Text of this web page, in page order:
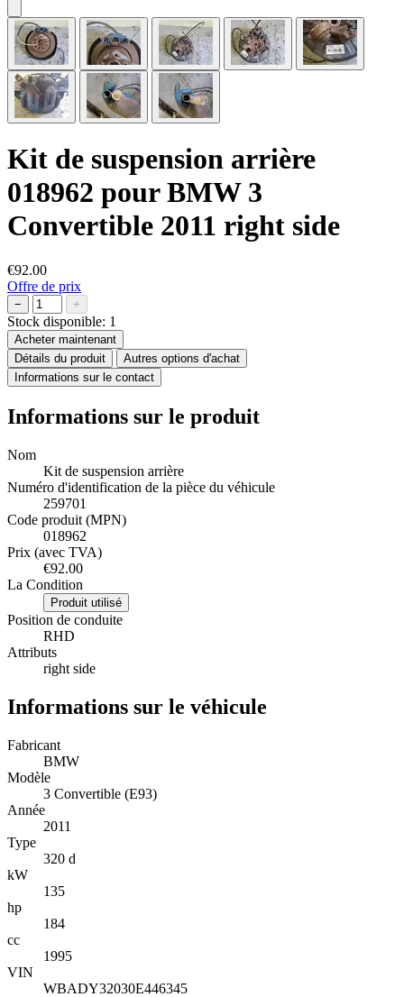
Kit de suspension arrière
018962 pour BMW 3
Convertible 2011 right side
€92.00
Offre de prix
− +
Stock disponible: 1
Acheter maintenant
Détails du produit
Autres options d'achat
Informations sur le contact
Informations sur le produit
Nom
Kit de suspension arrière
Numéro d'identification de la pièce du véhicule
259701
Code produit (MPN)
018962
Prix (avec TVA)
€92.00
La Condition
Produit utilisé
Position de conduite
RHD
Attributs
right side
Informations sur le véhicule
Fabricant
BMW
Modèle
3 Convertible (E93)
Année
2011
Type
320 d
kW
135
hp
184
cc
1995
VIN
WBADY32030E446345